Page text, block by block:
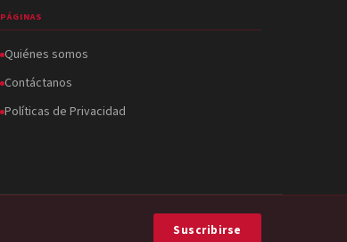
PÁGINAS
Quiénes somos
Contáctanos
Políticas de Privacidad
Suscribirse